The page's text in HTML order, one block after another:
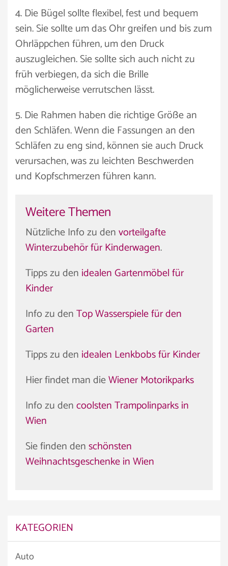
4. Die Bügel sollte flexibel, fest und bequem
sein. Sie sollte um das Ohr greifen und bis zum
Ohrläppchen führen, um den Druck
auszugleichen. Sie sollte sich auch nicht zu
früh verbiegen, da sich die Brille
möglicherweise verrutschen lässt.
5. Die Rahmen haben die richtige Größe an
den Schläfen. Wenn die Fassungen an den
Schläfen zu eng sind, können sie auch Druck
verursachen, was zu leichten Beschwerden
und Kopfschmerzen führen kann.
Weitere Themen
Nützliche Info zu denvorteilgafte
Winterzubehör für Kinderwagen.
Tipps zu den idealen Gartenmöbel für
Kinder
Info zu denTop Wasserspiele für den
Garten
Tipps zu den idealen Lenkbobs für Kinder
Hier findet man dieWiener Motorikparks
Info zu dencoolsten Trampolinparks in
Wien
Sie finden denschönsten
Weihnachtsgeschenke in Wien
KATEGORIEN
Auto